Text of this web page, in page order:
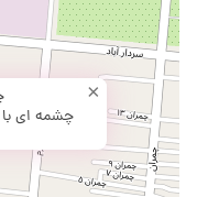
چشمه ای
×